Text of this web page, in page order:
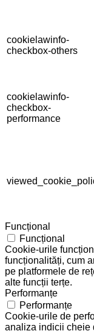
cookielawinfo-
checkbox-others
cookielawinfo-
checkbox-
performance
Funcțional
Funcțional
Cookie-urile
funcționalități, cum
pe platformele de
alte funcții terțe.
Performanțe
Performanțe
Cookie-urile de
analiza indicii cheie